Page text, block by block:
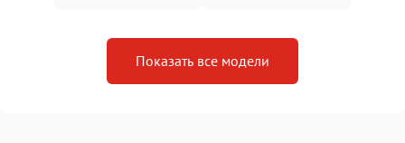
Показать все модели